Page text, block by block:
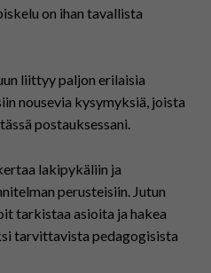
on ihan tavallista
liittyy paljon erilaisia
nousevia kysymyksiä, joista
postauksessani.
lakipykäliin ja
perusteisiin. Jutun
tarkistaa asioita ja hakea
tarvittavista pedagogisista